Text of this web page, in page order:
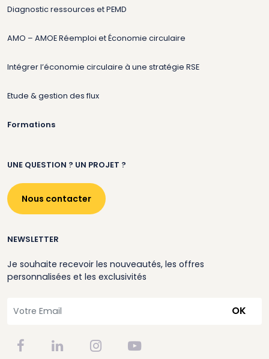
Diagnostic ressources et PEMD
AMO – AMOE Réemploi et Économie circulaire
Intégrer l’économie circulaire à une stratégie RSE
Etude & gestion des flux
Formations
UNE QUESTION ? UN PROJET ?
Nous contacter
NEWSLETTER
Je souhaite recevoir les nouveautés, les offres
personnalisées et les exclusivités
OK